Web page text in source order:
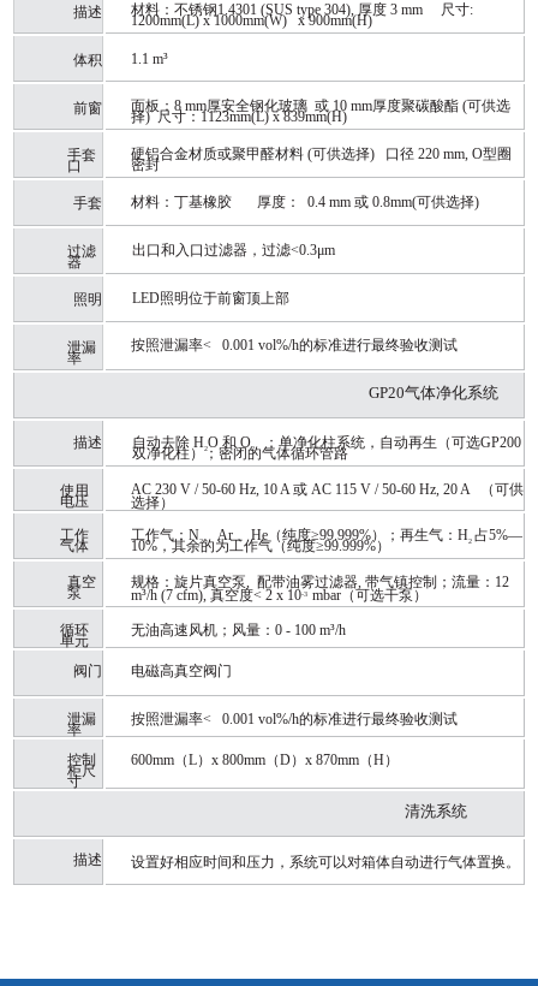
描述 材料：不锈钢1.4301 (SUS type 304), 厚度 3 mm 尺寸:
1200mm(L) x1000mm(W) x 900mm(H)
体积 1.1 m³
前窗 面板： 8 mm厚安全钢化玻璃 或 10 mm厚度聚碳酸酯 (可供选
择) 尺寸： 1123mm(L) x 839mm(H)
手套
口
硬铝合金材质或聚甲醛材料 (可供选择) 口径220 mm, O型圈
密封
手套 材料：丁基橡胶 厚度： 0.4 mm 或0.8mm(可供选择)
过滤
器
出口和入口过滤器，过滤<0.3μm
照明 LED照明位于前窗顶上部
泄漏
率
按照泄漏率< 0.001 vol%/h的标准进行最终验收测试
GP20气体净化系统
描述 自动去除 H2O 和O2 ；单净化柱系统，自动再生（可选GP200
双净化柱）； 密闭的气体循环管路
使用
电压
AC 230 V / 50-60 Hz, 10 A 或 AC 115 V / 50-60 Hz, 20 A （可供
选择）
工作
气体
工作气： N2、 Ar、He（纯度≥99.999%）；再生气： H2 占5%—
10%，其余的为工作气（纯度≥99.999%）
真空
泵
规格：旋片真空泵, 配带油雾过滤器, 带气镇控制；流量： 12
m³/h (7 cfm), 真空度< 2 x 10-3 mbar（可选干泵）
循环
单元
无油高速风机；风量： 0 - 100 m³/h
阀门 电磁高真空阀门
泄漏
率
按照泄漏率< 0.001 vol%/h的标准进行最终验收测试
控制
柜尺
寸
600mm（L） x 800mm（D） x 870mm（H）
清洗系统
描述 设置好相应时间和压力，系统可以对箱体自动进行气体置换。